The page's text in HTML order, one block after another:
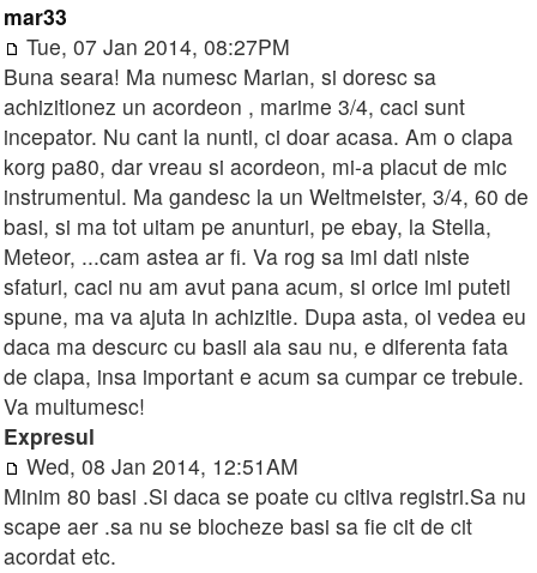
mar33
Tue, 07 Jan 2014, 08:27PM
Buna seara! Ma numesc Marian, si doresc sa
achizitionez un acordeon , marime 3/4, caci sunt
incepator. Nu cant la nunti, ci doar acasa. Am o clapa
korg pa80, dar vreau si acordeon, mi-a placut de mic
instrumentul. Ma gandesc la un Weltmeister, 3/4, 60 de
basi, si ma tot uitam pe anunturi, pe ebay, la Stella,
Meteor, ...cam astea ar fi. Va rog sa imi dati niste
sfaturi, caci nu am avut pana acum, si orice imi puteti
spune, ma va ajuta in achizitie. Dupa asta, oi vedea eu
daca ma descurc cu basii aia sau nu, e diferenta fata
de clapa, insa important e acum sa cumpar ce trebuie.
Va multumesc!
Expresul
Wed, 08 Jan 2014, 12:51AM
Minim 80 basi .Si daca se poate cu citiva registri.Sa nu
scape aer .sa nu se blocheze basi sa fie cit de cit
acordat etc.